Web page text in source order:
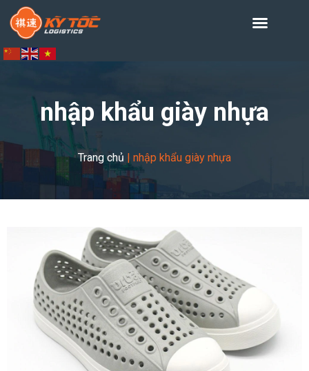
nhập khẩu giày nhựa
Trang chủ | nhập khẩu giày nhựa